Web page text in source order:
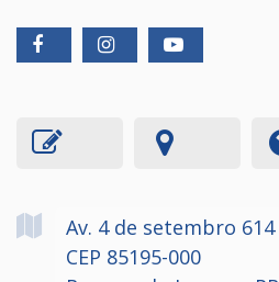
Av. 4 de setembro 614
CEP 85195-000